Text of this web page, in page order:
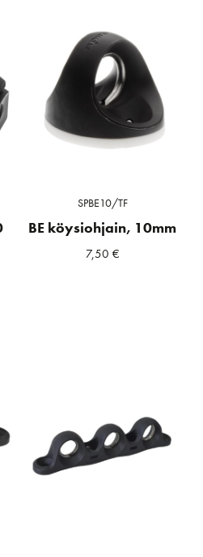
SPBE10/TF
BE köysiohjain, 10mm
7,50 €